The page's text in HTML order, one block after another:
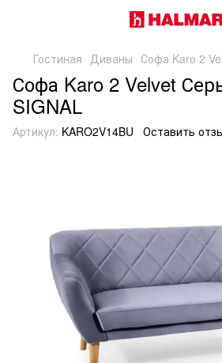
Гостиная Диваны Софа Karo 2
Софа Karo 2 Velvet
SIGNAL
Артикул: KARO2V14BU Оставить